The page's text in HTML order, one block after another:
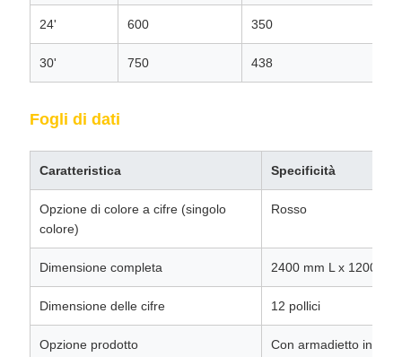
24' 600 350
30' 750 438
Fogli di dati
Caratteristica Specificità
Opzione di colore a cifre (singolo
colore)
Rosso
Dimensione completa 2400 mm L x 1200
Dimensione delle cifre 12 pollici
Opzione prodotto
Con armadietto in